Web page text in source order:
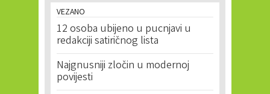
VEZANO
12 osoba ubijeno u pucnjavi u
redakciji satiričnog lista
Najgnusniji zločin u modernoj
povijesti